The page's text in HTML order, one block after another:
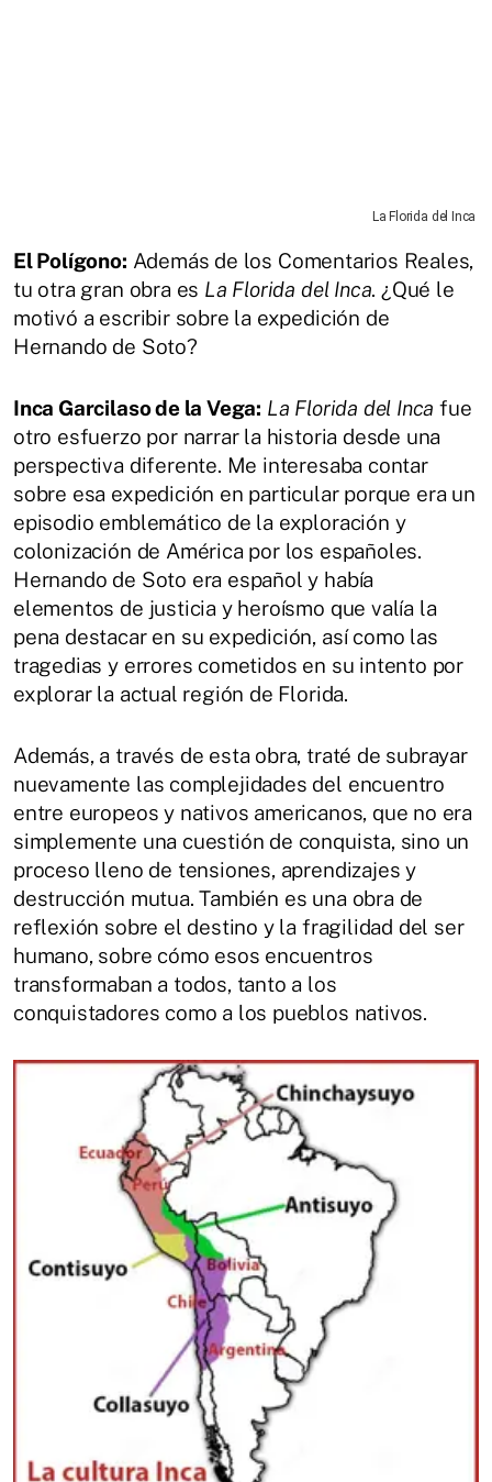
La Florida del Inca
El Polígono: Además de los Comentarios Reales,
tu otra gran obra es La Florida del Inca. ¿Qué le
motivó a escribir sobre la expedición de
Hernando de Soto?
Inca Garcilaso de la Vega: La Florida del Inca fue
otro esfuerzo por narrar la historia desde una
perspectiva diferente. Me interesaba contar
sobre esa expedición en particular porque era un
episodio emblemático de la exploración y
colonización de América por los españoles.
Hernando de Soto era español y había
elementos de justicia y heroísmo que valía la
pena destacar en su expedición, así como las
tragedias y errores cometidos en su intento por
explorar la actual región de Florida.
Además, a través de esta obra, traté de subrayar
nuevamente las complejidades del encuentro
entre europeos y nativos americanos, que no era
simplemente una cuestión de conquista, sino un
proceso lleno de tensiones, aprendizajes y
destrucción mutua. También es una obra de
reflexión sobre el destino y la fragilidad del ser
humano, sobre cómo esos encuentros
transformaban a todos, tanto a los
conquistadores como a los pueblos nativos.